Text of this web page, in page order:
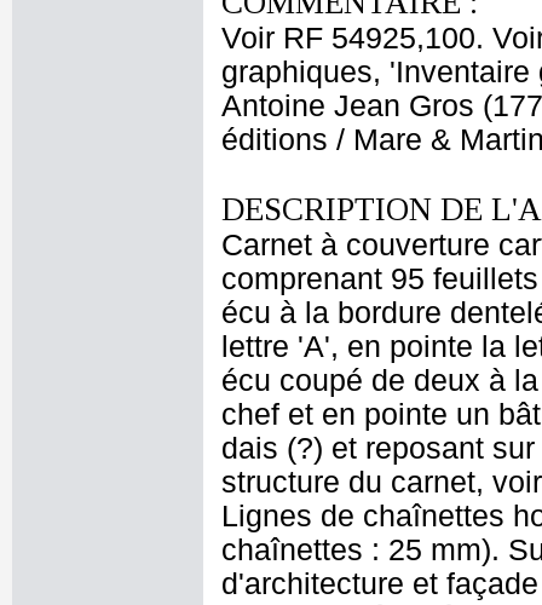
Voir RF 54925,100.
graphiques,
Antoine Jean Gros
éditions / Mare &
DESCRIPTION DE
Carnet à couverture
comprenant 95
écu à la bordure
lettre 'A', en pointe la
écu coupé de deux à
chef et en pointe un
dais (?) et reposant
structure du carnet,
Lignes de chaînettes
chaînettes : 25 mm).
d'architecture et